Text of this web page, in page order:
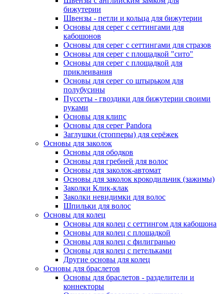
бижутерии
Швензы - петли и кольца для бижутерии
Основы для серег с сеттингами для
кабошонов
Основы для серег с сеттингами для стразов
Основы для серег с площадкой "сито"
Основы для серег с площадкой для
приклеивания
Основы для серег со штырьком для
полубусины
Пуссеты - гвоздики для бижутерии своими
руками
Основы для клипс
Основы для серег Pandora
Заглушки (стопперы) для серёжек
Основы для заколок
Основы для ободков
Основы для гребней для волос
Основы для заколок-автомат
Основы для заколок крокодильчик (зажимы)
Заколки Клик-клак
Заколки невидимки для волос
Шпильки для волос
Основы для колец
Основы для колец с сеттингом для кабошона
Основы для колец с площадкой
Основы для колец с филигранью
Основы для колец с петельками
Другие основы для колец
Основы для браслетов
Основы для браслетов - разделители и
коннекторы